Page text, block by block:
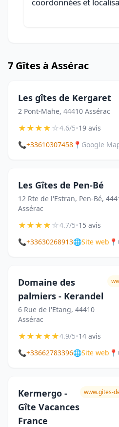
7 Gîtes à Assérac
Les gîtes de Kergaret
2 Pont-Mahe, 44410 Assérac
★★★★☆4.6/5•19 avis
📞+33610307458 📍 Google
Les Gîtes de Pen-Bé
12 Rte de l'Estran, Pen-Bé,
Assérac
★★★★☆4.7/5•15 avis
📞+33630268913🌐Site web 📍
Domaine des
palmiers - Kerandel
6 Rue de l'Etang, 44410
Assérac
★★★★★4.9/5•14 avis
📞+33662783396🌐Site web 📍
Kermergo -
Gîte Vacances
France
www.gites-